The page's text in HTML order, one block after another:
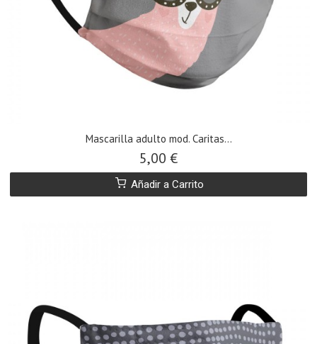
​Mascarilla adulto mod. Caritas...
5,00 €
Añadir a Carrito